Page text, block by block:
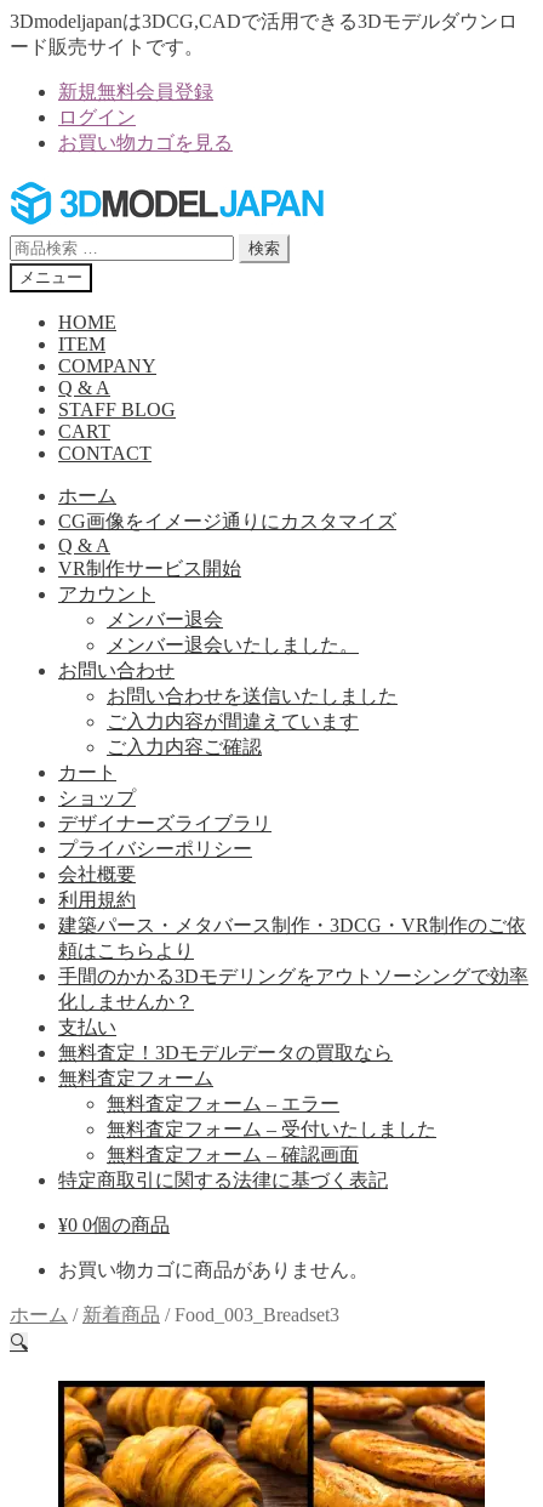
3Dmodeljapanは3DCG,CADで活用できる3Dモデルダウンロ
ード販売サイトです。
新規無料会員登録
ログイン
お買い物カゴを見る
ナ
ビ
ゲ
ー
シ
コ
ン
テ
ン
ツ
検
索
対
検索
メニュー
HOME
ITEM
COMPANY
Q & A
STAFF BLOG
CART
CONTACT
ホーム
CG画像をイメージ通りにカスタマイズ
Q & A
VR制作サービス開始
アカウント
メンバー退会
メンバー退会いたしました。
お問い合わせ
お問い合わせを送信いたしました
ご入力内容が間違えています
ご入力内容ご確認
カート
ショップ
デザイナーズライブラリ
プライバシーポリシー
会社概要
利用規約
建築パース・メタバース制作・3DCG・VR制作のご依
頼はこちらより
手間のかかる3Dモデリングをアウトソーシングで効率
化しませんか？
支払い
無料査定！3Dモデルデータの買取なら
無料査定フォーム
無料査定フォーム – エラー
無料査定フォーム – 受付いたしました
無料査定フォーム – 確認画面
特定商取引に関する法律に基づく表記
¥0 0個の商品
お買い物カゴに商品がありません。
ホーム / 新着商品 /Food_003_Breadset3
🔍